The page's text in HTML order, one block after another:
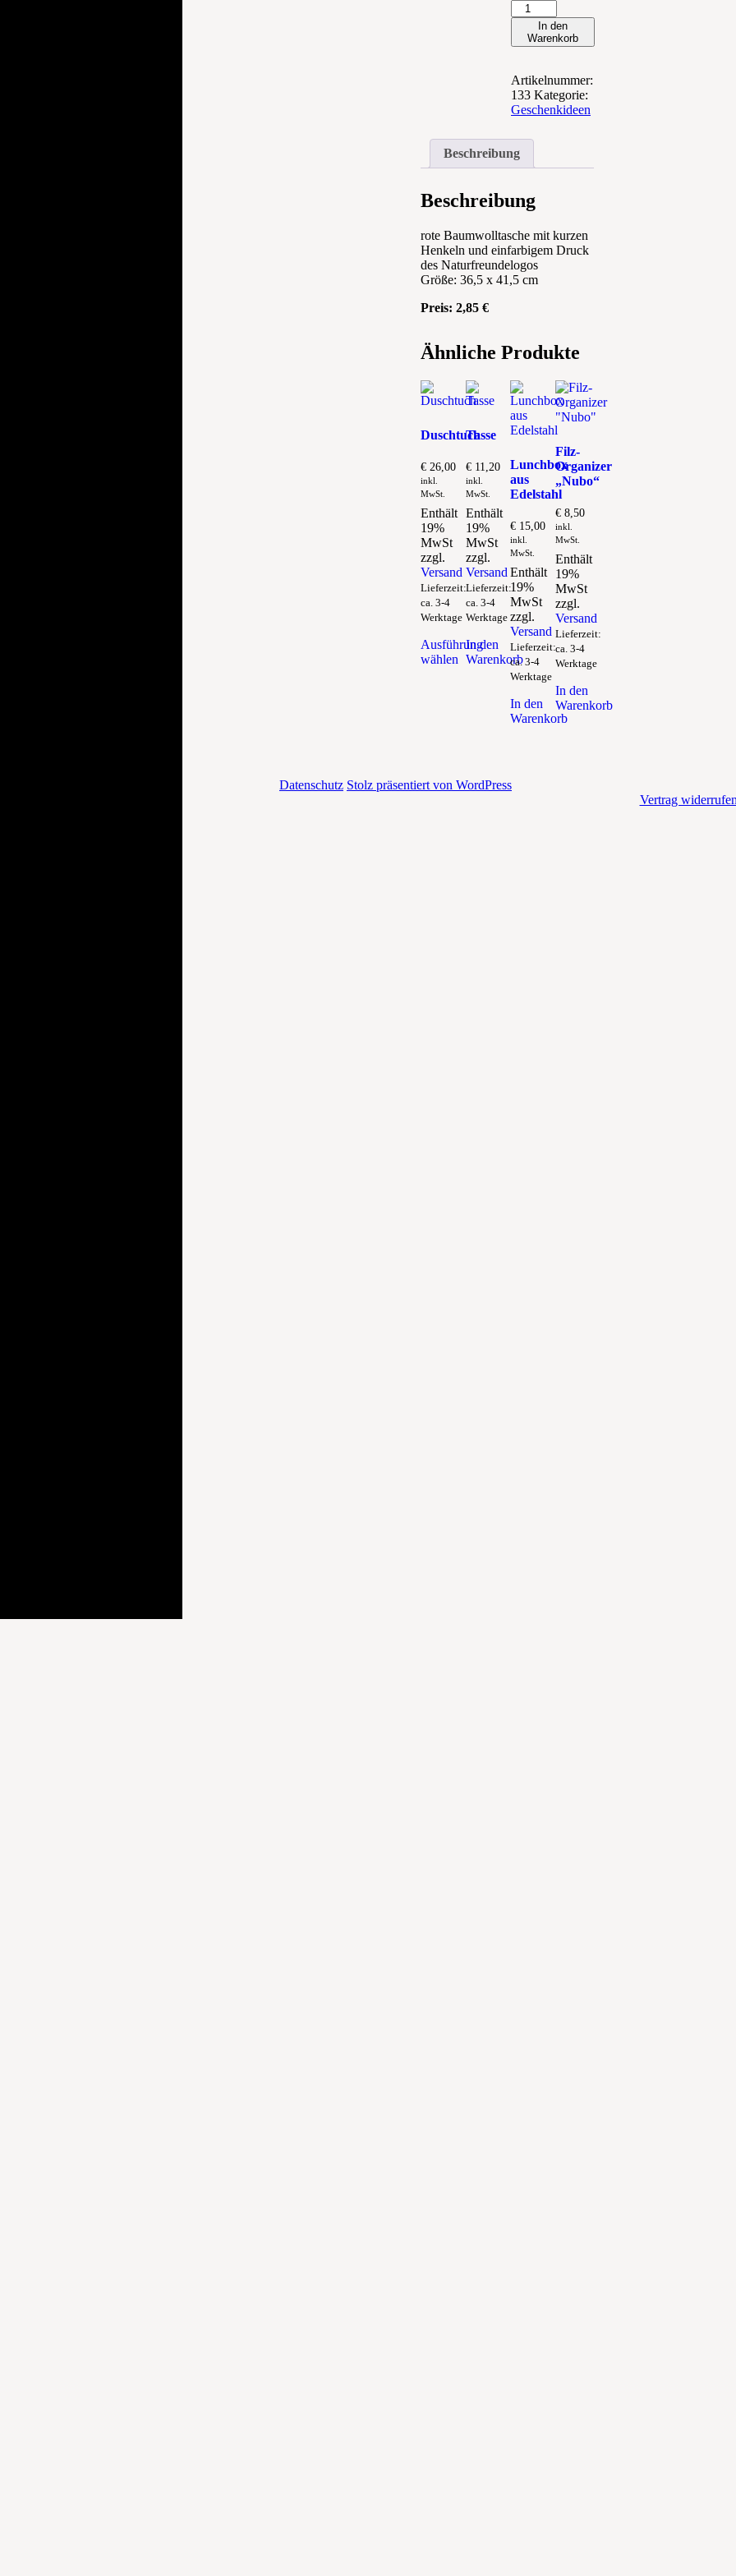
Baumwolltasche
MengeIn den
Warenkorb
Artikelnummer:
133 Kategorie:
Geschenkideen
Beschreibung
Beschreibung
rote Baumwolltasche mit kurzen
Henkeln und einfarbigem Druck
des Naturfreundelogos
Größe: 36,5 x 41,5 cm
Preis: 2,85 €
Ähnliche Produkte
Duschtuch
€ 26,00
inkl.
MwSt.
Enthält
19%
MwSt
zzgl.
Versand
Lieferzeit:
ca. 3-4
Werktage
Ausführung
wählen
können
Tasse
€11,20
inkl.
MwSt.
Enthält
19%
MwSt
zzgl.
Versand
Lieferzeit:
ca. 3-4
Werktage
In den
Warenkorb
Lunchbox
aus
Edelstahl
€ 15,00
inkl.
MwSt.
Enthält
19%
MwSt
zzgl.
Versand
Lieferzeit:
ca. 3-4
Werktage
In den
Warenkorb
Filz-
Organizer
„Nubo“
€ 8,50
inkl.
MwSt.
Enthält
19%
MwSt
zzgl.
Versand
Lieferzeit:
ca. 3-4
Werktage
In den
Warenkorb
Datenschutz Stolz präsentiert von WordPress
Vertrag